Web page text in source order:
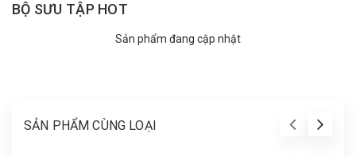
BỘ SƯU TẬP HOT
Sản phẩm đang cập nhật
SẢN PHẨM CÙNG LOẠI